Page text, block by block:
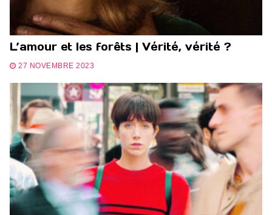
L’amour et les forêts | Vérité, vérité ?
27 NOVEMBRE 2023